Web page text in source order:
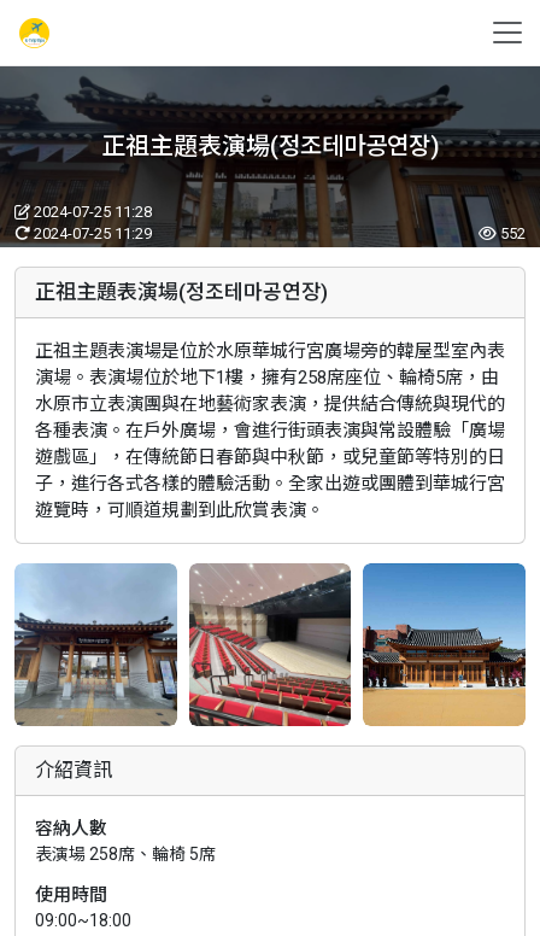
正祖主題表演場(정조테마공연장)
2024-07-25 11:28
2024-07-25 11:29
552
正祖主題表演場(정조테마공연장)
正祖主題表演場是位於水原華城行宮廣場旁的韓屋型室內表
演場。表演場位於地下1樓，擁有258席座位、輪椅5席，由
水原市立表演團與在地藝術家表演，提供結合傳統與現代的
各種表演。在戶外廣場，會進行街頭表演與常設體驗「廣場
遊戲區」，在傳統節日春節與中秋節，或兒童節等特別的日
子，進行各式各樣的體驗活動。全家出遊或團體到華城行宮
遊覽時，可順道規劃到此欣賞表演。
介紹資訊
容納人數
表演場 258席、輪椅 5席
使用時間
09:00~18:00